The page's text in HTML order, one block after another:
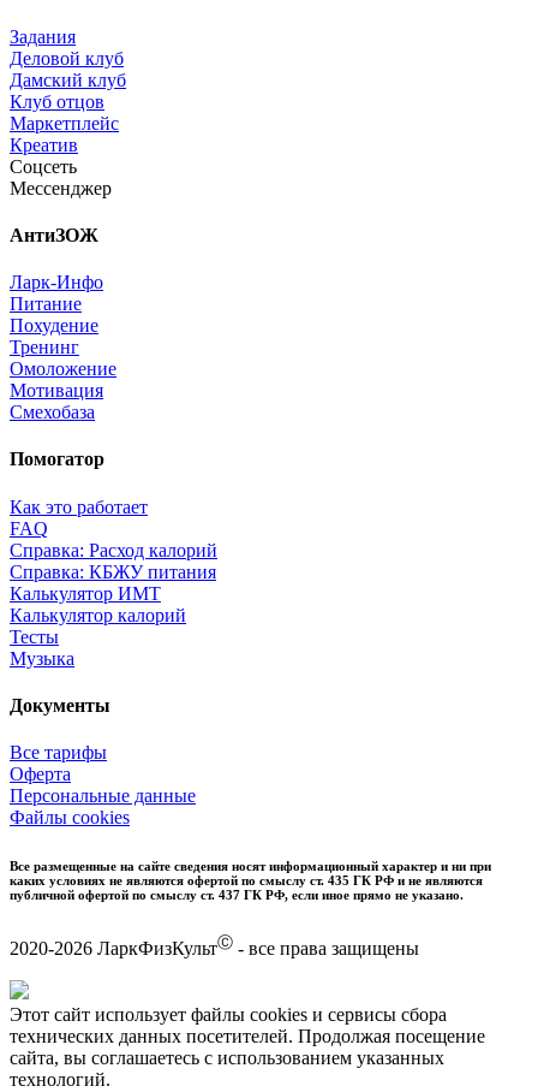
Задания
Деловой клуб
Дамский клуб
Клуб отцов
Маркетплейс
Креатив
Соцсеть
Мессенджер
АнтиЗОЖ
Ларк-Инфо
Питание
Похудение
Тренинг
Омоложение
Мотивация
Смехобаза
Помогатор
Как это работает
FAQ
Справка: Расход калорий
Справка: КБЖУ питания
Калькулятор ИМТ
Калькулятор калорий
Тесты
Музыка
Документы
Все тарифы
Оферта
Персональные данные
Файлы cookies
Все размещенные на сайте сведения носят информационный характер и ни при
каких условиях не являются офертой по смыслу ст. 435 ГК РФ и не являются
публичной офертой по смыслу ст. 437 ГК РФ, если иное прямо не указано.
2020-2026 ЛаркФизКультⒸ - все права защищены
Этот сайт использует файлы cookies и сервисы сбора
технических данных посетителей. Продолжая посещение
сайта, вы соглашаетесь с использованием указанных
технологий.